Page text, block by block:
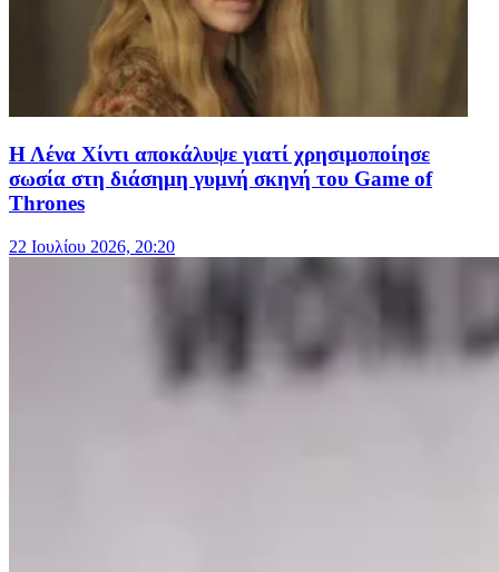
Η Λένα Χίντι αποκάλυψε γιατί χρησιμοποίησε
σωσία στη διάσημη γυμνή σκηνή του Game of
Thrones
22 Ιουλίου 2026, 20:20